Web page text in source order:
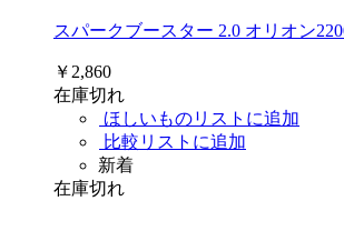
スパークブースター 2.0 オリオン
￥2,860
在庫切れ
ほしいものリストに追加
比較リストに追加
新着
在庫切れ